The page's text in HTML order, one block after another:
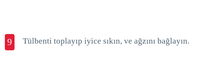
9 Tülbenti toplayıp iyice sıkın, ve ağzını bağlayın.